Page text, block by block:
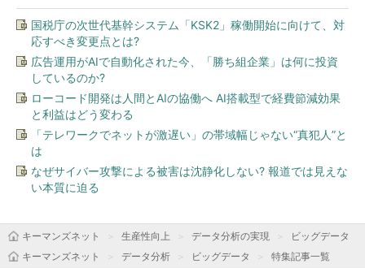
国税庁の次世代基幹システム「KSK2」稼働開始に向けて、対
応すべき変更点とは?
広告運用がAIで自動化された今、「勝ち組企業」は何に投資
しているのか?
ローコード開発は人間とAIの協働へ AI搭載型で経費節減効果
と利益はどう変わる
「テレワークでネットが激遅い」の帯域幅じゃない“真犯人”と
は
なぜサイバー攻撃による被害は沈静化しない? 報道では見えな
い本質に迫る
キーマンズネット 生産性向上 データ分析の実現
ビッグデータ
キーマンズネット
データ分析 ビッグデータ 特集記事一覧